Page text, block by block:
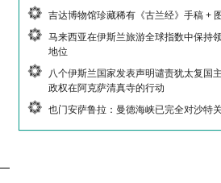
吉达博物馆珍藏稀有《古兰经》手稿 +
马来西亚在伊斯兰旅游全球指数中保持
地位
八个伊斯兰国家发表声明谴责犹太复国
政权在阿克萨清真寺的行动
也门安萨鲁拉：曼德海峡已完全对沙特